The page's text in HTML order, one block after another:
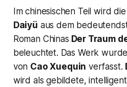
Im chinesischen Teil wird
Daiyü aus dem
Roman Chinas Der Traum
beleuchtet. Das Werk
von Cao Xuequin verfasst.
wird als gebildete,